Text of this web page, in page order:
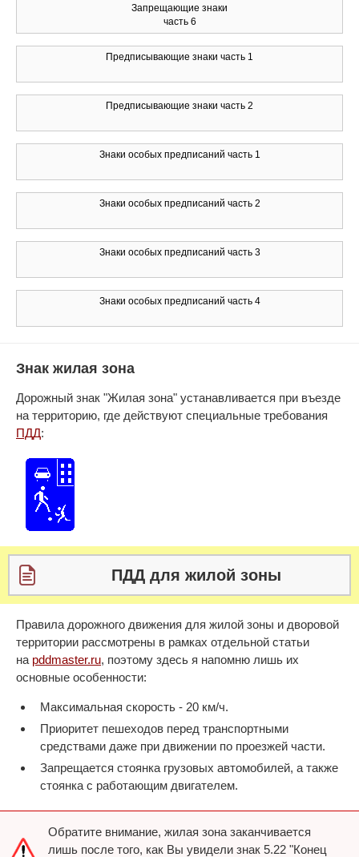
Запрещающие знаки
часть 6
Предписывающие знаки часть 1
Предписывающие знаки часть 2
Знаки особых предписаний часть 1
Знаки особых предписаний часть 2
Знаки особых предписаний часть 3
Знаки особых предписаний часть 4
Знак жилая зона
Дорожный знак "Жилая зона" устанавливается при въезде
на территорию, где действуют специальные требования
ПДД:
ПДД для жилой зоны
Правила дорожного движения для жилой зоны и дворовой
территории рассмотрены в рамках отдельной статьи
на pddmaster.ru, поэтому здесь я напомню лишь их
основные особенности:
Максимальная скорость - 20 км/ч.
Приоритет пешеходов перед транспортными
средствами даже при движении по проезжей части.
Запрещается стоянка грузовых автомобилей, а также
стоянка с работающим двигателем.
Обратите внимание, жилая зона заканчивается
лишь после того, как Вы увидели знак 5.22 "Конец